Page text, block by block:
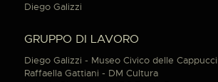
Diego Galizzi
GRUPPO DI LAVORO
Diego Galizzi - Museo Civico delle
Raffaella Gattiani - DM Cultura